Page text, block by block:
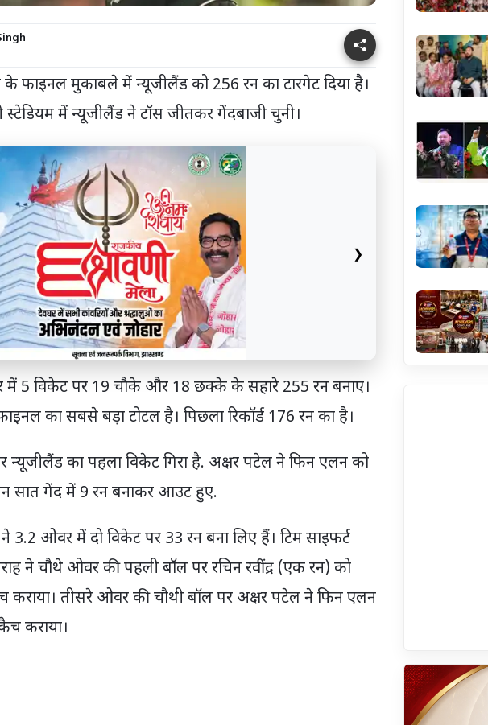
के फाइनल मुकाबले में न्यूजीलैंड को 256 रन का टारगेट दिया है।
स्टेडियम में न्यूजीलैंड ने टॉस जीतकर गेंदबाजी चुनी।
❯
में 5 विकेट पर 19 चौके और 18 छक्के के सहारे 255 रन बनाए।
का सबसे बड़ा टोटल है। पिछला रिकॉर्ड 176 रन का है।
न्यूजीलैंड का पहला विकेट गिरा है. अक्षर पटेल ने फिन एलन को
सात गेंद में 9 रन बनाकर आउट हुए.
3.2 ओवर में दो विकेट पर 33 रन बना लिए हैं। टिम साइफर्ट
ने चौथे ओवर की पहली बॉल पर रचिन रवींद्र (एक रन) को
कराया। तीसरे ओवर की चौथी बॉल पर अक्षर पटेल ने फिन एलन
कराया।